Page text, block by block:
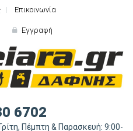
Επικοινωνία
ΕΙΣΟΔΟΣ
Εγγραφή
6702
Πέμπτη & Παρασκευή: 9:00-